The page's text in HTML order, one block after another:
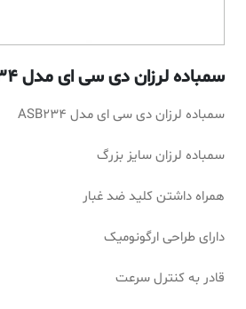
سمباده لرزان دی سی ای مدل ASB234
سمباده لرزان دی سی ای مدل ASB234
سمباده لرزان سایز بزرگ
همراه داشتن کلید ضد غبار
دارای طراحی ارگونومیک
قادر به کنترل سرعت